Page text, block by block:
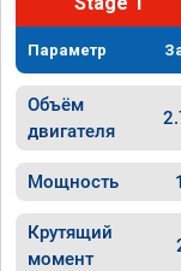
Параметр
Объём
двигателя
Мощность
Крутящий
момент